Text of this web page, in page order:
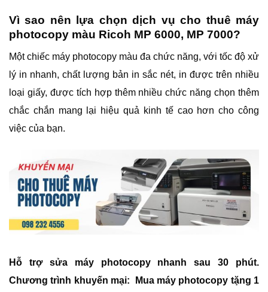
Vì sao nên lựa chọn dịch vụ cho thuê máy
photocopy màu Ricoh MP 6000, MP 7000?
Một chiếc máy photocopy màu đa chức năng, với tốc độ xử
lý in nhanh, chất lượng bản in sắc nét, in được trên nhiều
loại giấy, được tích hợp thêm nhiều chức năng chọn thêm
chắc chắn mang lại hiệu quả kinh tế cao hơn cho công
việc của bạn.
Hỗ trợ sửa máy photocopy nhanh sau 30 phút.
Chương trình khuyến mại: Mua máy photocopy tặng 1